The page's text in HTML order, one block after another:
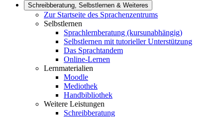
Schreibberatung, Selbstlernen & Weiteres
Zur Startseite des Sprachenzentrums
Selbstlernen
Sprachlernberatung (kursunabhängig)
Selbstlernen mit tutorieller Unterstützung
Das Sprachtandem
Online-Lernen
Lernmaterialien
Moodle
Mediothek
Handbibliothek
Weitere Leistungen
Schreibberatung